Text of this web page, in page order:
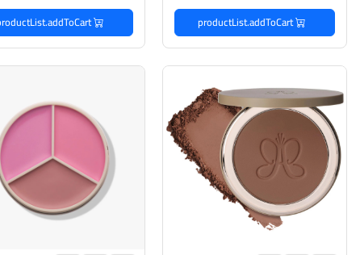
productList.addToCart
productList.addToCart